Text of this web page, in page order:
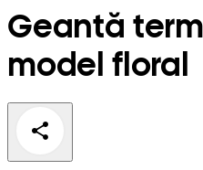
Geantă
model floral